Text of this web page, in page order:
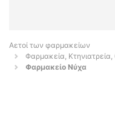
Αετοί των φαρμακείων
Φαρμακεία,
Φαρμακείο Νύχα